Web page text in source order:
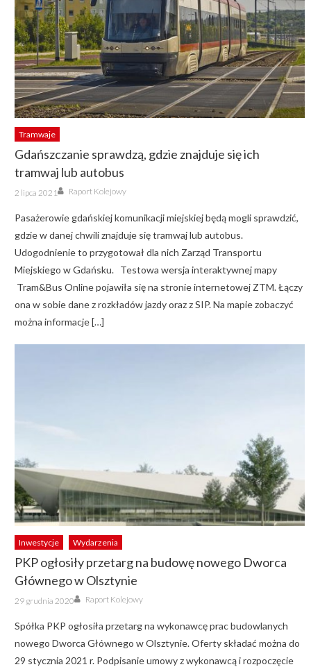
Tramwaje
Gdańszczanie sprawdzą, gdzie znajduje się ich
tramwaj lub autobus
Posted
on
2 lipca 2021 Author
Raport Kolejowy
Pasażerowie gdańskiej komunikacji miejskiej będą mogli sprawdzić,
gdzie w danej chwili znajduje się tramwaj lub autobus.
Udogodnienie to przygotował dla nich Zarząd Transportu
Miejskiego w Gdańsku. Testowa wersja interaktywnej mapy
Tram&Bus Online pojawiła się na stronie internetowej ZTM. Łączy
ona w sobie dane z rozkładów jazdy oraz z SIP. Na mapie zobaczyć
można informacje […]
Inwestycje Wydarzenia
PKP ogłosiły przetarg na budowę nowego Dworca
Głównego w Olsztynie
Posted
on
29 grudnia 2020 Author
Raport Kolejowy
Spółka PKP ogłosiła przetarg na wykonawcę prac budowlanych
nowego Dworca Głównego w Olsztynie. Oferty składać można do
29 stycznia 2021 r. Podpisanie umowy z wykonawcą i rozpoczęcie